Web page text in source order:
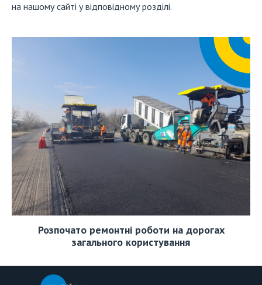
на нашому сайті у відповідному розділі.
Розпочато ремонтні роботи на дорогах
загального користування